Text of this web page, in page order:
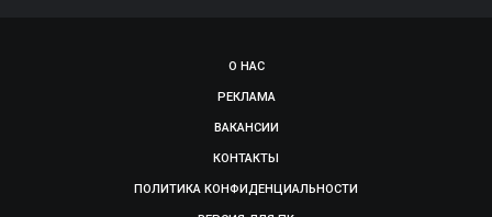
О НАС
РЕКЛАМА
ВАКАНСИИ
КОНТАКТЫ
ПОЛИТИКА КОНФИДЕНЦИАЛЬНОСТИ